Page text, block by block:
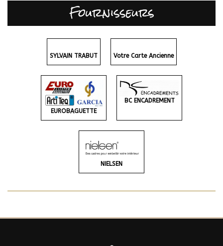
Fournisseurs
SYLVAIN TRABUT Votre Carte Ancienne
EUROBAGUETTE
BC ENCADREMENT
NIELSEN